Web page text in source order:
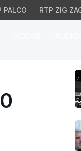
PALCO RTP ZIG